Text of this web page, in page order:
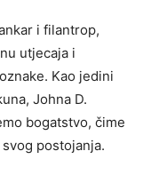
i filantrop,
utjecaja i
Kao jedini
Johna D.
bogatstvo, čime
postojanja.